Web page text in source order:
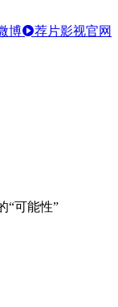
博
荐片影视官网
“可能性”